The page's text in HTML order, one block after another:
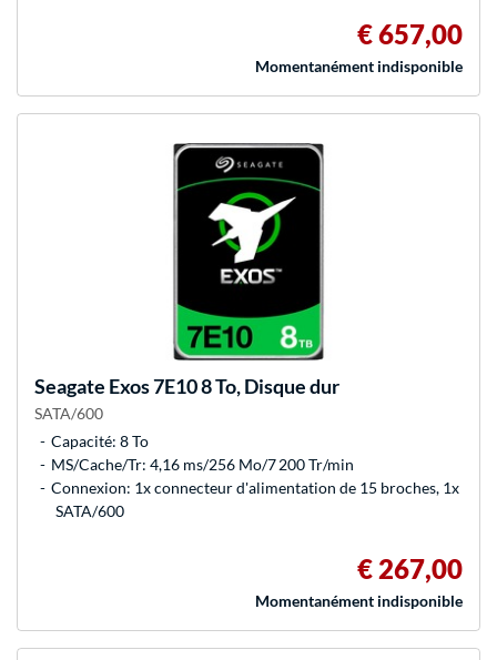
€ 657,00
Momentanément indisponible
Seagate Exos 7E10 8 To, Disque dur
SATA/600
Capacité: 8 To
MS/Cache/Tr: 4,16 ms/256 Mo/7 200 Tr/min
Connexion: 1x connecteur d'alimentation de 15 broches, 1x
SATA/600
€ 267,00
Momentanément indisponible